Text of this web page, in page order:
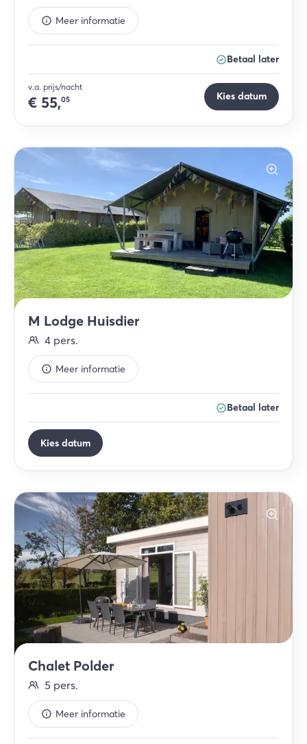
Meer informatie
Betaal later
v.a. prijs/nacht
€ 55,05 Kies datum
M Lodge Huisdier
4 pers.
Meer informatie
Betaal later
Kies datum
Chalet Polder
5 pers.
Meer informatie